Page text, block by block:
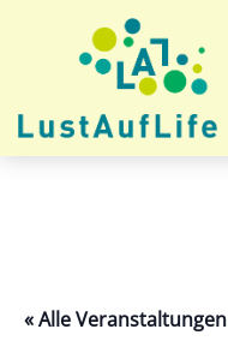
« Alle Veranstaltungen